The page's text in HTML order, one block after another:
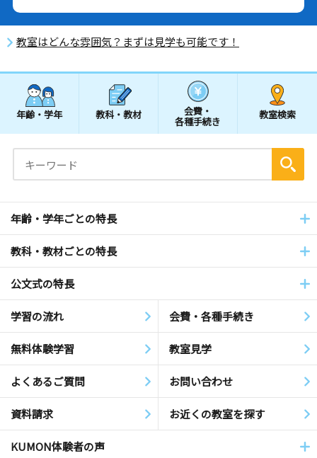
教室はどんな雰囲気？まずは見学も可能です！
年齢・学年 教科・教材 会費・
各種手続き
教室検索
年齢・学年ごとの特長
教科・教材ごとの特長
公文式の特長
学習の流れ 会費・各種手続き
無料体験学習 教室見学
よくあるご質問 お問い合わせ
資料請求 お近くの教室を探す
KUMON体験者の声